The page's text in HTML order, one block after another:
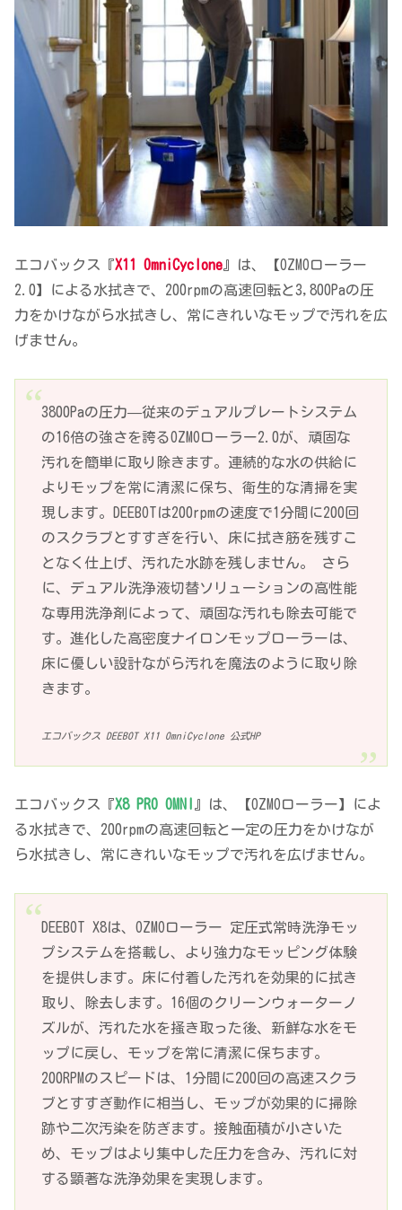
エコバックス『X11 OmniCyclone 』は、【OZMOローラー
2.0】による水拭きで、200rpmの高速回転と3,800Paの圧
力をかけながら水拭きし、常にきれいなモップで汚れを広
げません。
3800Paの圧力—従来のデュアルプレートシステム
の16倍の強さを誇るOZMOローラー2.0が、頑固な
汚れを簡単に取り除きます。連続的な水の供給に
よりモップを常に清潔に保ち、衛生的な清掃を実
現します。DEEBOTは200rpmの速度で1分間に200回
のスクラブとすすぎを行い、床に拭き筋を残すこ
となく仕上げ、汚れた水跡を残しません。 さら
に、デュアル洗浄液切替ソリューションの高性能
な専用洗浄剤によって、頑固な汚れも除去可能で
す。進化した高密度ナイロンモップローラーは、
床に優しい設計ながら汚れを魔法のように取り除
きます。
エコバックス DEEBOT X11 OmniCyclone 公式HP
エコバックス『X8 PRO OMNI 』は、【OZMOローラー】によ
る水拭きで、200rpmの高速回転と一定の圧力をかけなが
ら水拭きし、常にきれいなモップで汚れを広げません。
DEEBOT X8は、OZMOローラー 定圧式常時洗浄モッ
プシステムを搭載し、より強力なモッピング体験
を提供します。床に付着した汚れを効果的に拭き
取り、除去します。16個のクリーンウォーターノ
ズルが、汚れた水を掻き取った後、新鮮な水をモ
ップに戻し、モップを常に清潔に保ちます。
200RPMのスピードは、1分間に200回の高速スクラ
ブとすすぎ動作に相当し、モップが効果的に掃除
跡や二次汚染を防ぎます。接触面積が小さいた
め、モップはより集中した圧力を含み、汚れに対
する顕著な洗浄効果を実現します。